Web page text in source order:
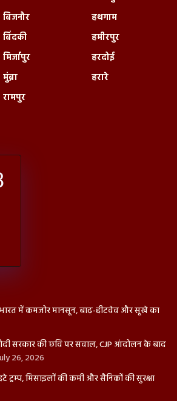
बिजनौर
बिंदकी
मिर्जापुर
मुंब्रा
रामपुर
हथगाम
हमीरपुर
हरदोई
हरारे
में कमजोर मानसून, बाढ़-हीटवेव और सूखे का
सरकार की छवि पर सवाल, CJP आंदोलन के बाद
26, 2026
ट्रम्प, मिसाइलों की कमी और सैनिकों की सुरक्षा